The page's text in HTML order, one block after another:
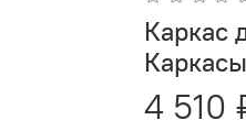
Каркас
4 510